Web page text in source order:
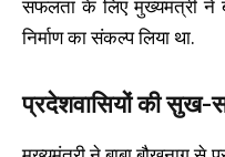
सफलता के लिए मुख्यमंत्री ने
निर्माण का संकल्प लिया था.
प्रदेशवासियों की सुख-